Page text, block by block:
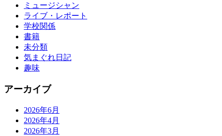
ミュージシャン
ライブ・レポート
学校関係
書籍
未分類
気まぐれ日記
趣味
アーカイブ
2026年6月
2026年4月
2026年3月